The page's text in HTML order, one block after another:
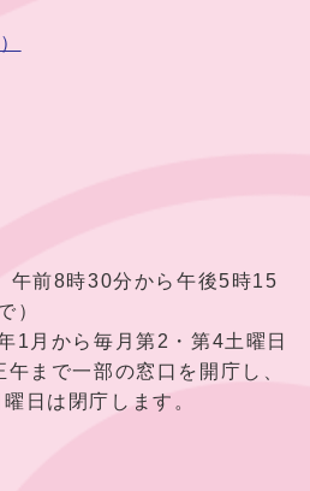
午前8時30分から午後5時15
）
毎月第2・第4土曜日
まで一部の窓口を開庁し、
日は閉庁します。